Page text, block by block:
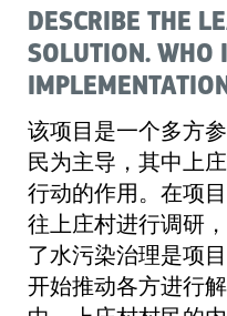
DESCRIBE THE
SOLUTION. WHO
该项目是一个多方
民为主导，其中上
行动的作用。在项
往上庄村进行调研
了水污染治理是项
开始推动各方进行